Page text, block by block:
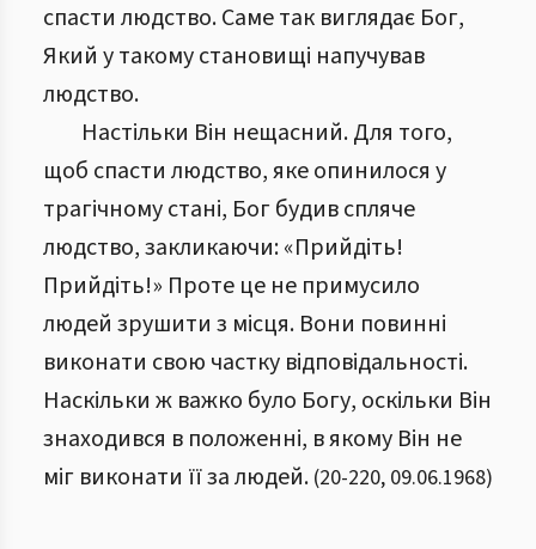
спасти людство. Саме так виглядає Бог,
Який у такому становищі напучував
людство.
Настільки Він нещасний. Для того,
щоб спасти людство, яке опинилося у
трагічному стані, Бог будив спляче
людство, закликаючи: «Прийдіть!
Прийдіть!» Проте це не примусило
людей зрушити з місця. Вони повинні
виконати свою частку відповідальності.
Наскільки ж важко було Богу, оскільки Він
знаходився в положенні, в якому Він не
міг виконати її за людей. (20-220, 09.06.1968)